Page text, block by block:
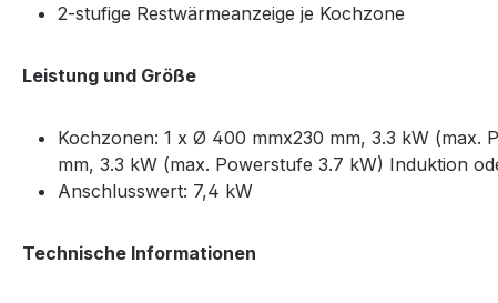
2-stufige Restwärmeanzeige je Kochzone
Leistung und Größe
Kochzonen: 1 x Ø 400 mmx230 mm, 3.3 kW
mm, 3.3 kW (max. Powerstufe 3.7 kW) Induktion
Anschlusswert: 7,4 kW
Technische Informationen